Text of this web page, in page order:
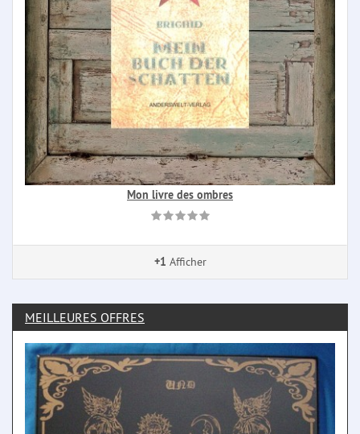
Mon livre des ombres
+1 Afficher
MEILLEURES OFFRES